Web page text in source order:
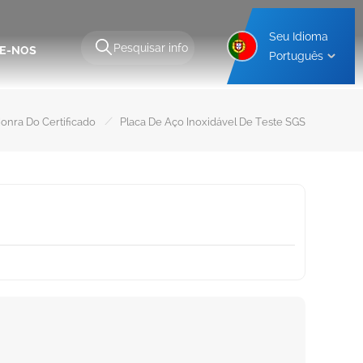
Seu Idioma
Português
NOS
Do Certificado / Placa De Aço Inoxidável De Teste SGS